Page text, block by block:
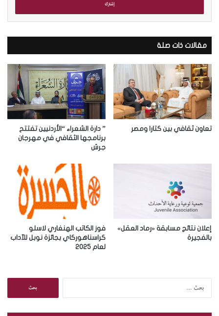
ب
ي
د
ك
ا
ل
إ
ل
ت
ر
مقالات ذات صلة
تعاون ثقافي بين كتارا ومصر
” دارة الشعراء “الأردنيين تفتتح
برنامجها الثقافي في مهرجان
جرش
إعلان نتائج مسابقة «رماد العقل»
بالفجيرة
فوز الكاتب الهنغاري لاسلو
كراسناهوركاي بجائزة نوبل للآداب
لعام 2025
ح